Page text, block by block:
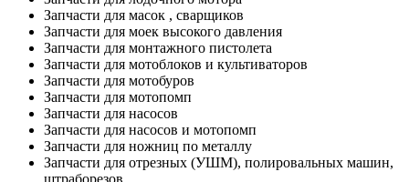
Запчасти для масок , сварщиков
Запчасти для моек высокого давления
Запчасти для монтажного пистолета
Запчасти для мотоблоков и культиваторов
Запчасти для мотобуров
Запчасти для мотопомп
Запчасти для насосов
Запчасти для насосов и мотопомп
Запчасти для ножниц по металлу
Запчасти для отрезных (УШМ), полировальных машин,
штраборезов